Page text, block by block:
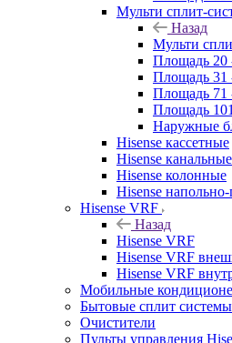
Мульти сплит-
Назад
Мульти
Площадь 20
Площадь 31
Площадь 71
Площадь
Наружные
Hisense кассетные
Hisense канальные
Hisense колонные
Hisense
Hisense VRF
Назад
Hisense VRF
Hisense VRF
Hisense VRF
Мобильные
Бытовые сплит
Очистители
Пульты управления